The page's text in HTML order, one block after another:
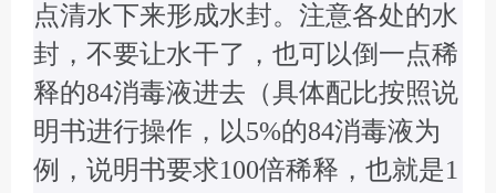
点清水下来形成水封。注意各处的水
封，不要让水干了，也可以倒一点稀
释的84消毒液进去（具体配比按照说
明书进行操作，以5%的84消毒液为
例，说明书要求100倍稀释，也就是1